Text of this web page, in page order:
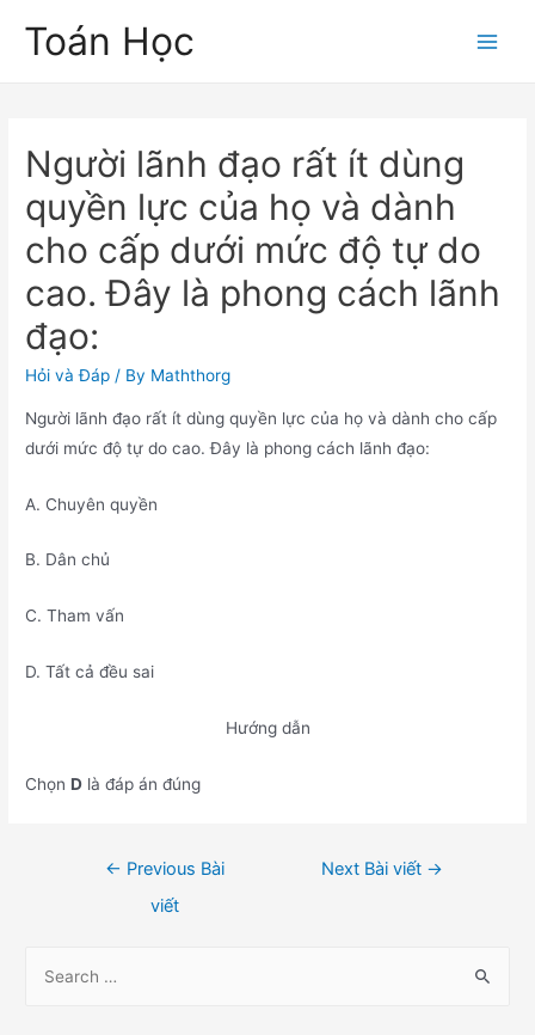
Toán Học
Người lãnh đạo rất ít dùng
quyền lực của họ và dành
cho cấp dưới mức độ tự do
cao. Đây là phong cách lãnh
đạo:
Hỏi và Đáp / By Maththorg
Người lãnh đạo rất ít dùng quyền lực của họ và dành cho cấp
dưới mức độ tự do cao. Đây là phong cách lãnh đạo:
A. Chuyên quyền
B. Dân chủ
C. Tham vấn
D. Tất cả đều sai
Hướng dẫn
ChọnD là đáp án đúng
← Previous Bài
viết
Next Bài viết →